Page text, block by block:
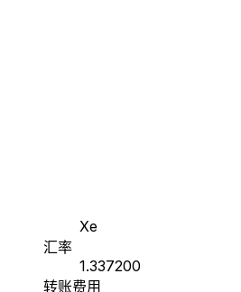
Xe
汇率
1.337200
转账费用